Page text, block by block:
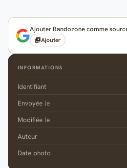
Ajouter Randozone comme
Ajouter
INFORMATIONS
Identifiant
Envoyée le
Modifiée le
Auteur
Date photo